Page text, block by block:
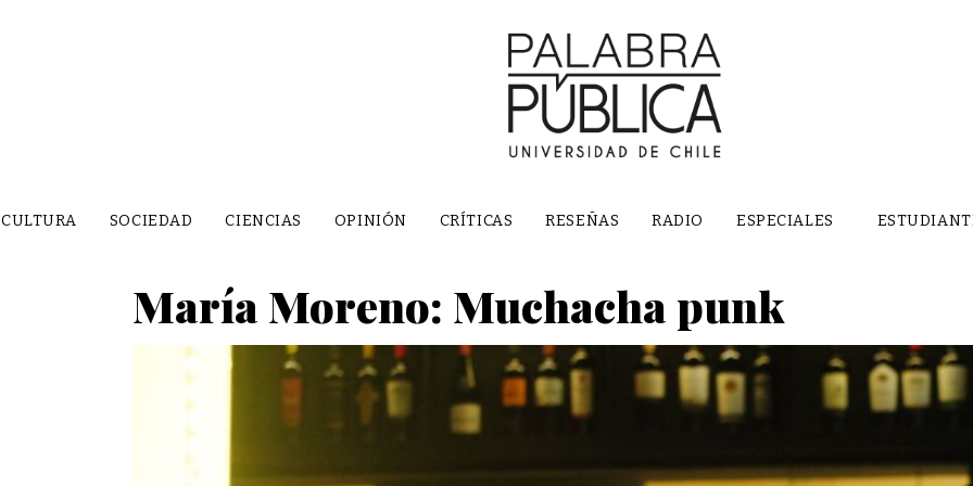
CULTURA SOCIEDAD CIENCIAS OPINIÓN CRÍTICAS RESEÑAS RADIO ESPECIALES
María Moreno: Muchacha punk